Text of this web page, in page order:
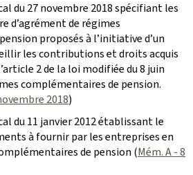
du 27 novembre 2018 spécifiant les
d’agrément de régimes
proposés à l’initiative d’un
les contributions et droits acquis
2 de la loi modifiée du 8 juin
complémentaires de pension.
2018)
du 11 janvier 2012 établissant le
à fournir par les entreprises en
de pension (Mém. A - 8